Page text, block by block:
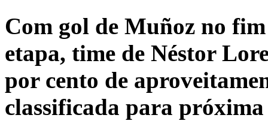
Com gol de Muñoz no
etapa, time de Néstor
por cento de
classificada para próxima